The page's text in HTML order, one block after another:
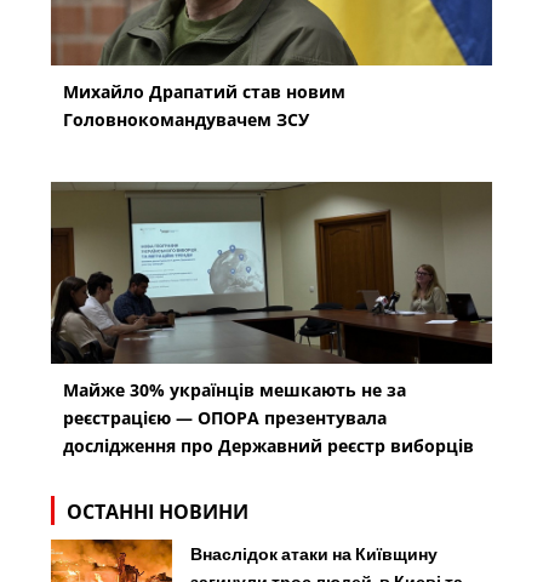
Михайло Драпатий став новим
Головнокомандувачем ЗСУ
Майже 30% українців мешкають не за
реєстрацією — ОПОРА презентувала
дослідження про Державний реєстр виборців
ОСТАННІ НОВИНИ
Внаслідок атаки на Київщину